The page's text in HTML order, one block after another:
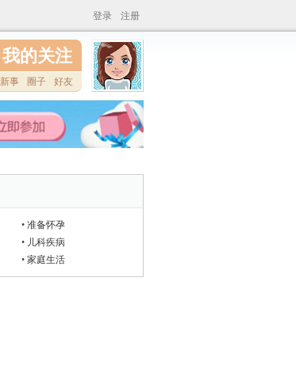
注册
登录
我的关注
新事 圈子 好友
•准备怀孕
• 儿科疾病
•家庭生活